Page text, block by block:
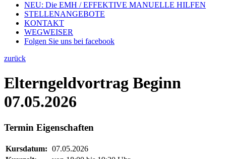
NEU: Die EMH / EFFEKTIVE MANUELLE HILFEN
STELLENANGEBOTE
KONTAKT
WEGWEISER
Folgen Sie uns bei facebook
zurück
Elterngeldvortrag Beginn
07.05.2026
Termin Eigenschaften
Kursdatum: 07.05.2026